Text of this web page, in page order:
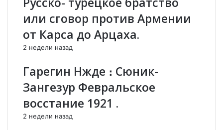
с
и
й
0
2
г
о
о
с
и
а
я
или сговор против Армении
от Карса до Арцаха.
2 недели назад
Гарегин Нжде ։ Сюник-
Зангезур Февральское
восстание 1921 .
2 недели назад